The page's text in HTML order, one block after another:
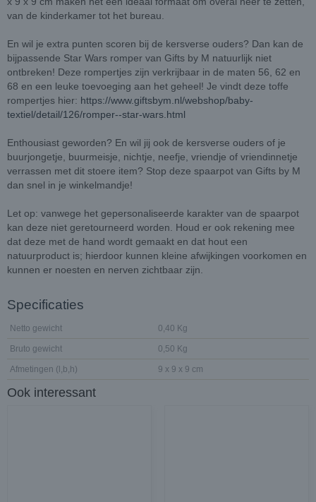
van de kinderkamer tot het bureau.
En wil je extra punten scoren bij de kersverse ouders? Dan kan de
bijpassende Star Wars romper van Gifts by M natuurlijk niet
ontbreken! Deze rompertjes zijn verkrijbaar in de maten 56, 62 en
68 en een leuke toevoeging aan het geheel! Je vindt deze toffe
rompertjes hier: https://www.giftsbym.nl/webshop/baby-
textiel/detail/126/romper--star-wars.html
Enthousiast geworden? En wil jij ook de kersverse ouders of je
buurjongetje, buurmeisje, nichtje, neefje, vriendje of vriendinnetje
verrassen met dit stoere item? Stop deze spaarpot van Gifts by M
dan snel in je winkelmandje!
Let op: vanwege het gepersonaliseerde karakter van de spaarpot
kan deze niet geretourneerd worden. Houd er ook rekening mee
dat deze met de hand wordt gemaakt en dat hout een
natuurproduct is; hierdoor kunnen kleine afwijkingen voorkomen en
kunnen er noesten en nerven zichtbaar zijn.
Specificaties
Netto gewicht 0,40 Kg
Bruto gewicht 0,50 Kg
Afmetingen (l,b,h) 9 x 9 x 9 cm
Ook interessant